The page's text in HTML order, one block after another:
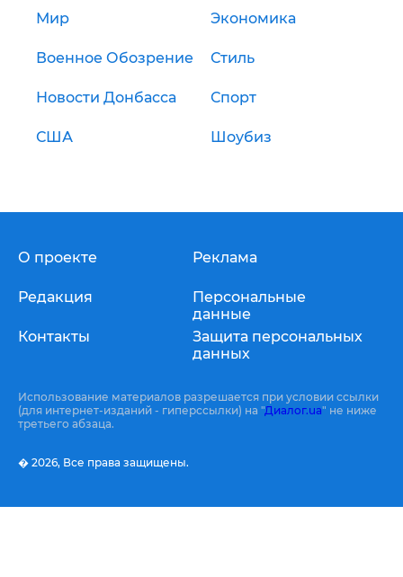
Мир Экономика
Военное Обозрение Стиль
Новости Донбасса Спорт
США Шоубиз
О проекте
Редакция
Контакты
Реклама
Персональные
данные
Защита персональных
данных
Использование материалов разрешается при условии ссылки
(для интернет-изданий - гиперссылки) на "Диалог.ua" не ниже
третьего абзаца.
� 2026, Все права защищены.